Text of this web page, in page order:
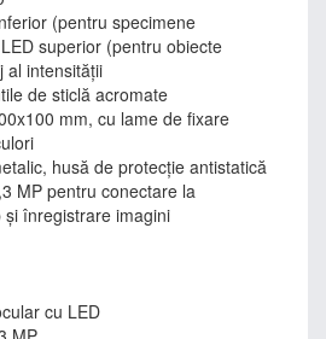
(pentru specimene
superior (pentru obiecte
al intensității
de sticlă acromate
mm, cu lame de fixare
husă de protecție antistatică
MP pentru conectare la
înregistrare imagini
cu LED